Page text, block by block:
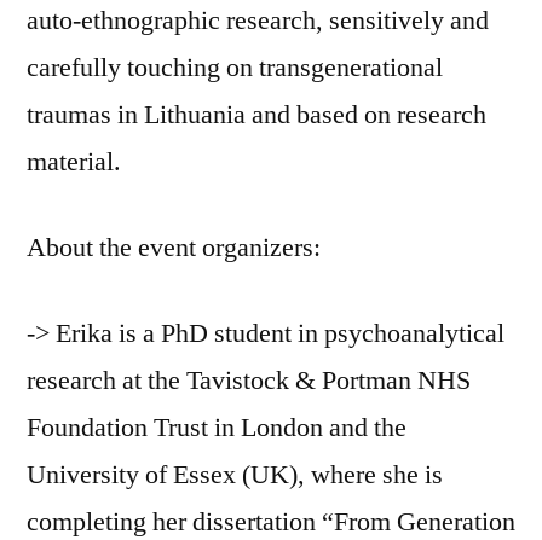
auto-ethnographic research, sensitively and
carefully touching on transgenerational
traumas in Lithuania and based on research
material.
About the event organizers:
-> Erika is a PhD student in psychoanalytical
research at the Tavistock & Portman NHS
Foundation Trust in London and the
University of Essex (UK), where she is
completing her dissertation “From Generation